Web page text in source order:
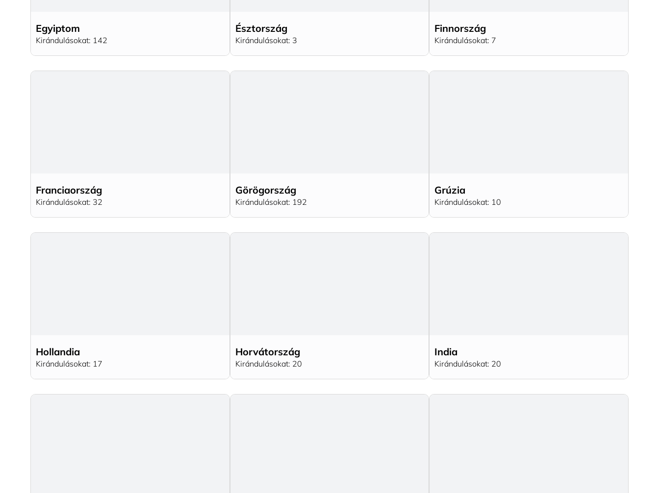
Egyiptom
Kirándulásokat: 142
Észtország
Kirándulásokat: 3
Finnország
Kirándulásokat: 7
Franciaország
Kirándulásokat: 32
Görögország
Kirándulásokat: 192
Grúzia
Kirándulásokat: 10
Hollandia
Kirándulásokat: 17
Horvátország
Kirándulásokat: 20
India
Kirándulásokat: 20